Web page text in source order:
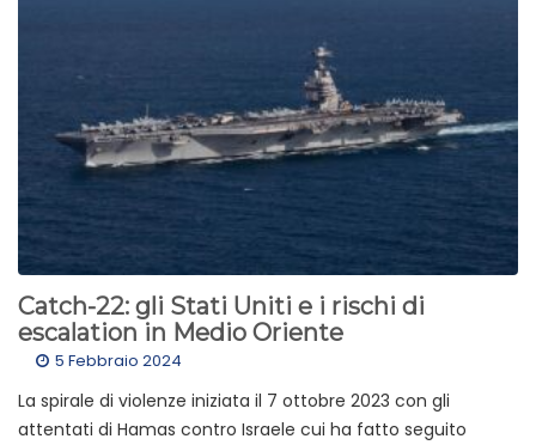
Catch-22: gli Stati Uniti e i rischi di
escalation in Medio Oriente
5 Febbraio 2024
La spirale di violenze iniziata il 7 ottobre 2023 con gli
attentati di Hamas contro Israele cui ha fatto seguito